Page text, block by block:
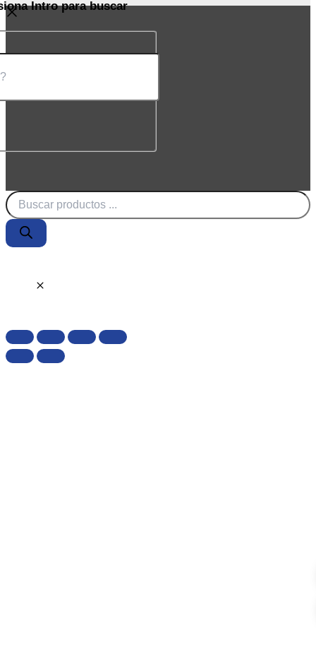
Intro para buscar
Búsqueda
de
productos